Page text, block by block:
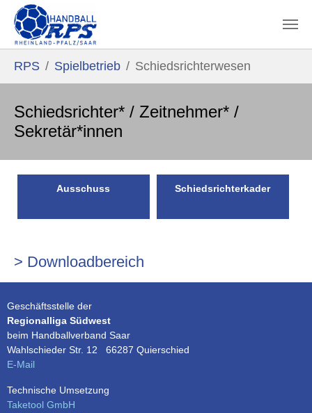
RPS Spielbetrieb Schiedsrichterwesen
Schiedsrichter* / Zeitnehmer* /
Sekretär*innen
Ausschuss Schiedsrichterkader
> Downloadbereich
Geschäftsstelle der
Regionalliga Südwest
beim Handballverband Saar
Wahlschieder Str. 12 66287 Quierschied
E-Mail
Technische Umsetzung
Taketool GmbH